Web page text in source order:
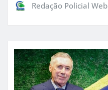
Redação Policial Web